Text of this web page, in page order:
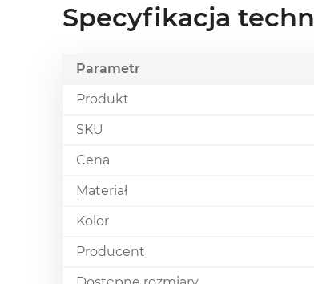
Specyfikacja
Parametr
Produkt
SKU
Cena
Materiał
Kolor
Producent